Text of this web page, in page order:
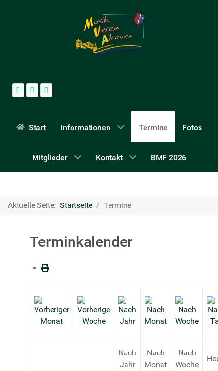
Start Informationen Termine Fotos
Mitglieder Kontakt BMF 2026
Aktuelle Seite: Startseite Termine
Terminkalender
Nach
Jahr
Nach
Monat
Nach
Woche